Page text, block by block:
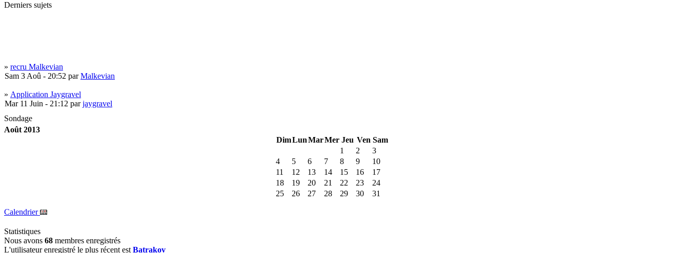
Derniers sujets
recru Malkevian
Sam 3 Aoû - 20:52 par Malkevian
Application Jaygravel
Mar 11 Juin - 21:12 par jaygravel
»Application pour Beliaz
Jeu 6 Juin - 10:10 par
Ven 19 Avr - 18:29 par
»demande d'application
Sam 9 Fév - 20:20 parFlisher
Sondage
Août 2013
DimLunMarMer Jeu Ven Sam
1
2
3
4
5 6 7 8 9
10
11
12 13 14 15 16
17
18
19 20 21 22 23
24
25
26 27 28 29 30 31
Calendrier
Statistiques
Nous avons 68 membres enregistrés
L'utilisateur enregistré le plus récent est Batrakov